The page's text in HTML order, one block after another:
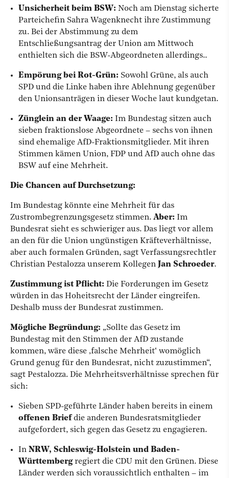
Unsicherheit beim BSW: Noch am Dienstag sicherte
Parteichefin Sahra Wagenknecht ihre Zustimmung
zu. Bei der Abstimmung zu dem
Entschließungsantrag der Union am Mittwoch
enthielten sich die BSW-Abgeordneten allerdings..
Empörung bei Rot-Grün: Sowohl Grüne, als auch
SPD und die Linke haben ihre Ablehnung gegenüber
den Unionsanträgen in dieser Woche laut kundgetan.
Zünglein an der Waage: Im Bundestag sitzen auch
sieben fraktionslose Abgeordnete – sechs von ihnen
sind ehemalige AfD-Fraktionsmitglieder. Mit ihren
Stimmen kämen Union, FDP und AfD auch ohne das
BSW auf eine Mehrheit.
Die Chancen auf Durchsetzung:
Im Bundestag könnte eine Mehrheit für das
Zustrombegrenzungsgesetz stimmen. Aber: Im
Bundesrat sieht es schwieriger aus. Das liegt vor allem
an den für die Union ungünstigen Kräfteverhältnisse,
aber auch formalen Gründen, sagt Verfassungsrechtler
Christian Pestalozza unserem Kollegen Jan Schroeder.
Zustimmung ist Pflicht: Die Forderungen im Gesetz
würden in das Hoheitsrecht der Länder eingreifen.
Deshalb muss der Bundesrat zustimmen.
Mögliche Begründung: „Sollte das Gesetz im
Bundestag mit den Stimmen der AfD zustande
kommen, wäre diese ‚falsche Mehrheit‘ womöglich
Grund genug für den Bundesrat, nicht zuzustimmen“,
sagt Pestalozza. Die Mehrheitsverhältnisse sprechen für
sich:
Sieben SPD-geführte Länder haben bereits in einem
offenen Briefdie anderen Bundesratsmitglieder
aufgefordert, sich gegen das Gesetz zu engagieren.
In NRW, Schleswig-Holstein und Baden-
Württembergregiert die CDU mit den Grünen. Diese
Länder werden sich voraussichtlich enthalten – im